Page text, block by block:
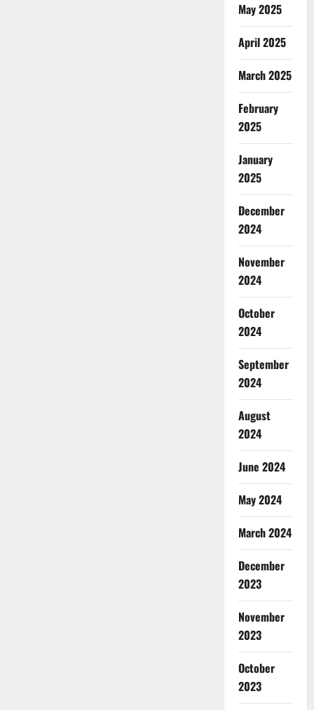
May 2025
April 2025
March 2025
February
2025
January
2025
December
2024
November
2024
October
2024
September
2024
August
2024
June 2024
May 2024
March 2024
December
2023
November
2023
October
2023